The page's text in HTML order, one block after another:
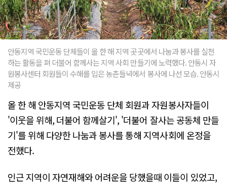
안동지역 국민운동 단체들이 올 한 해 지역 곳곳에서 나눔과 봉사를 실천
하는 활동을 펴 더불어 함께사는 지역 사회 만들기에 노력했다. 안동시 자
원봉사센터 회원들이 수해를 입은 농촌들녁에서 봉사에 나선 모습. 안동시
제공
올 한 해 안동지역 국민운동 단체 회원과 자원봉사자들이
'이웃을 위해, 더불어 함께살기', '더불어 잘사는 공동체 만들
기'를 위해 다양한 나눔과 봉사를 통해 지역사회에 온정을
전했다.
인근 지역이 자연재해와 어려운을 당했을때 이들이 있었고,